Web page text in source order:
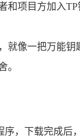
项目方加入
像一把万能
。
，下载完成后